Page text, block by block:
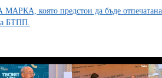
която предстои да бъде отпечатана
БТПП.